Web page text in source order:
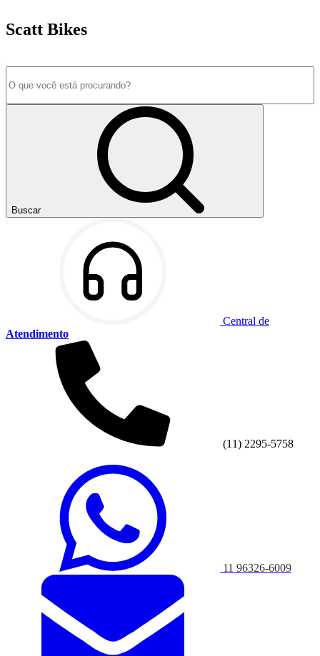
Scatt Bikes
Buscar
Central de
Atendimento
(11) 2295-5758
11 96326-6009